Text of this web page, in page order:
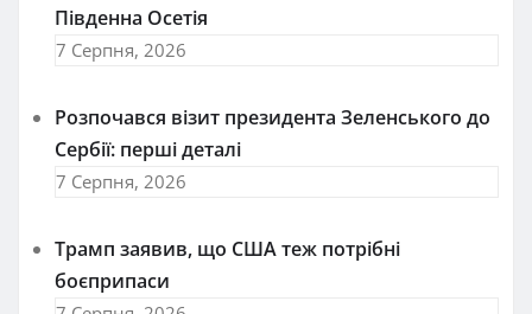
Південна Осетія
7 Серпня, 2026
Розпочався візит президента Зеленського до
Сербії: перші деталі
7 Серпня, 2026
Трамп заявив, що США теж потрібні
боєприпаси